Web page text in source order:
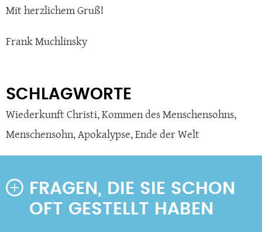
Mit herzlichem Gruß!
Frank Muchlinsky
SCHLAGWORTE
Wiederkunft Christi,Kommen des Menschensohns,
Menschensohn,Apokalypse,Ende der Welt
FRAGEN, DIE SIE SCHON
OFT GESTELLT HABEN